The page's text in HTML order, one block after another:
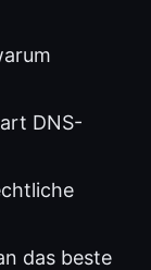
DNS-
das beste